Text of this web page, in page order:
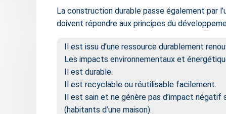
La construction durable passe également par
doivent répondre aux principes du
Il est issu d’une ressource durablement
Les impacts environnementaux et
Il est durable.
Il est recyclable ou réutilisable facilement.
Il est sain et ne génère pas d’impact
(habitants d’une maison).